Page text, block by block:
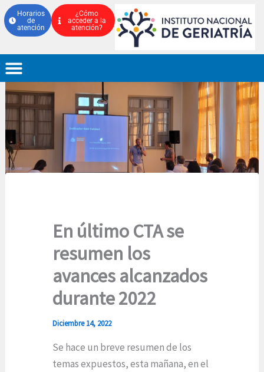
al
contenido
Horarios
de
atención
¿Cómo
acceder a la
atención?
En último CTA se
resumen los
avances alcanzados
durante 2022
Diciembre 14, 2022
Se hace un breve resumen de los
temas expuestos, esta mañana, en el